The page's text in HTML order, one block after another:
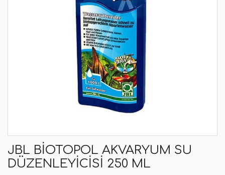
JBL BIOTOPOL AKVARYUM SU
DÜZENLEYICISI 250 ML